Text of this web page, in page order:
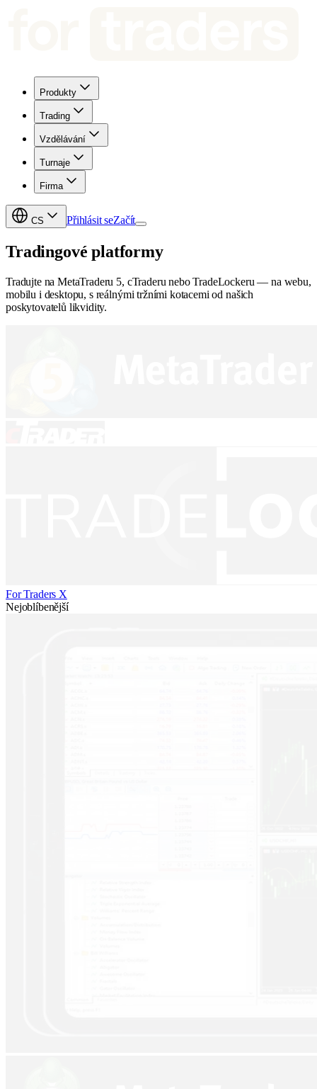
Produkty
Trading
Vzdělávání
Turnaje
Firma
CS Přihlásit seZačít
Tradingové platformy
Tradujte na MetaTraderu 5, cTraderu nebo TradeLockeru — na webu,
mobilu i desktopu, s reálnými tržními kotacemi od našich
poskytovatelů likvidity.
For Traders X
Nejoblíbenější